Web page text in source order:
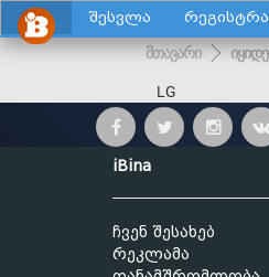
შესვლა
მთავარი
LG
iBina
ჩვენ შესახებ
რეკლამა